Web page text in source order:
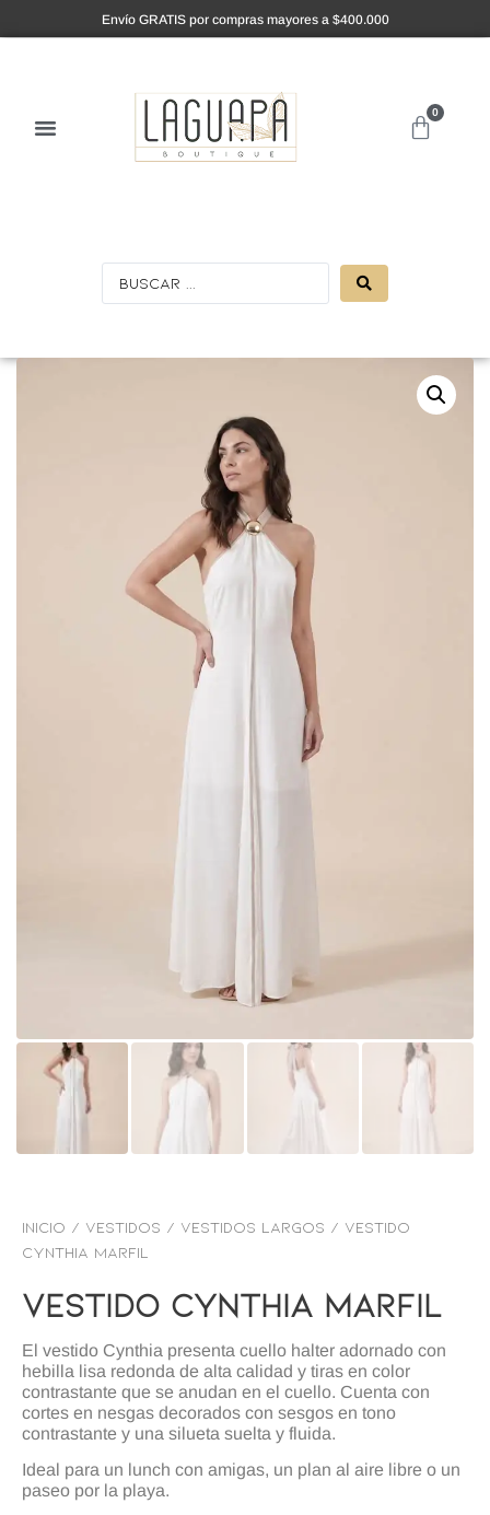
Envío GRATIS por compras mayores a $400.000
0
Inicio / VESTIDOS / Vestidos Largos / Vestido
cynthia marfil
Vestido Cynthia Marfil
El vestido Cynthia presenta cuello halter adornado con
hebilla lisa redonda de alta calidad y tiras en color
contrastante que se anudan en el cuello. Cuenta con
cortes en nesgas decorados con sesgos en tono
contrastante y una silueta suelta y fluida.
Ideal para un lunch con amigas, un plan al aire libre o un
paseo por la playa.